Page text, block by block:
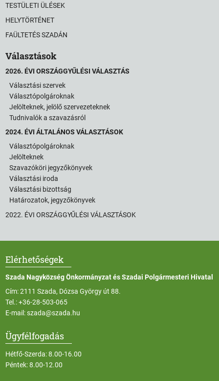
TESTÜLETI ÜLÉSEK
HELYTÖRTÉNET
FAÜLTETÉS SZADÁN
Választások
2026. ÉVI ORSZÁGGYŰLÉSI VÁLASZTÁS
Választási szervek
Választópolgároknak
Jelölteknek, jelölő szervezeteknek
Tudnivalók a szavazásról
2024. ÉVI ÁLTALÁNOS VÁLASZTÁSOK
Választópolgároknak
Jelölteknek
Szavazóköri jegyzőkönyvek
Választási iroda
Választási bizottság
Határozatok, jegyzőkönyvek
2022. ÉVI ORSZÁGGYŰLÉSI VÁLASZTÁSOK
Elérhetőségek
Szada Nagyközség Önkormányzat és Szadai Polgármesteri Hivatal
Cím: 2111 Szada, Dózsa György út 88.
Tel.:+36-28-503-065
E-mail:szada@szada.hu
Ügyfélfogadás
Hétfő-Szerda: 8.00-16.00
Péntek: 8.00-12.00